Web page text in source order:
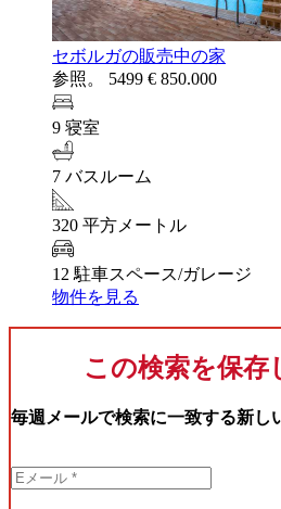
セボルガの販売中の家
参照。 5499 € 850.000
9 寝室
7 バスルーム
320 平方メートル
12 駐車スペース/ガレージ
物件を見る
この検索を保存
毎週メールで検索に一致する新し